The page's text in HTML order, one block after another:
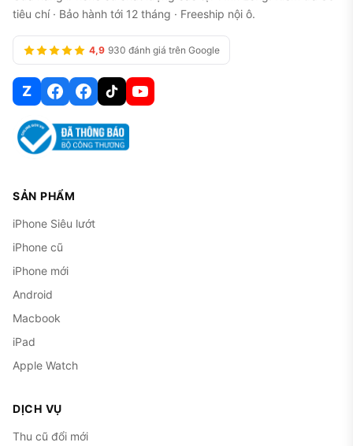
tiêu chí · Bảo hành tới 12 tháng · Freeship nội ô.
4,9 930 đánh giá trên Google
Z
SẢN PHẨM
iPhone Siêu lướt
iPhone cũ
iPhone mới
Android
Macbook
iPad
Apple Watch
DỊCH VỤ
Thu cũ đổi mới